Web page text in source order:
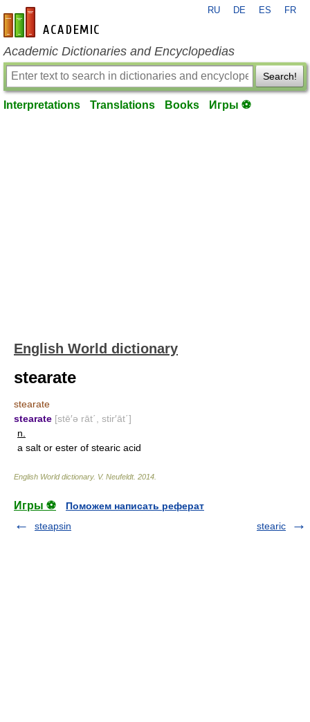
en-academic.com
RU DE ES FR
Academic Dictionaries and Encyclopedias
Search!
Interpretations Translations Books Игры ⚽
English World dictionary
stearate
stearate
stearate [stē′ə rāt΄, stir′āt΄]
n.
a salt or ester of stearic acid
English World dictionary. V. Neufeldt. 2014
Игры ⚽
Поможем написать реферат
steapsin
stearic